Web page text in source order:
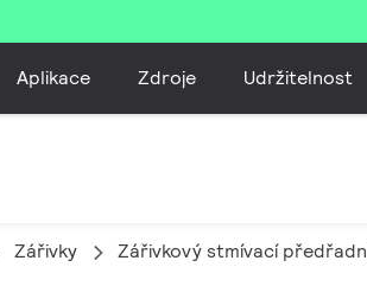
Aplikace Zdroje Udržitelnost
Zářivky Zářivkový stmívací